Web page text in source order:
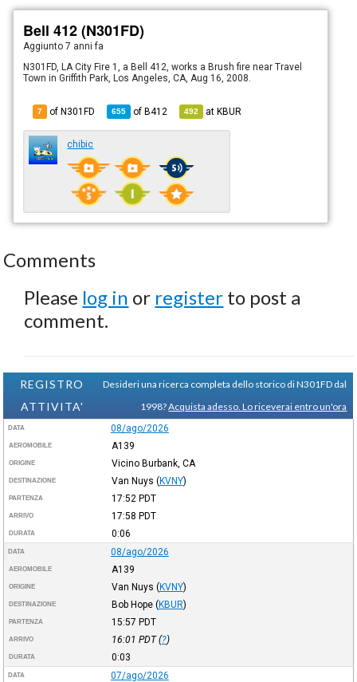
Bell 412 (N301FD)
Aggiunto7 anni fa
N301FD, LA City Fire 1, a Bell 412, works a Brush fire near Travel
Town in Griffith Park, Los Angeles, CA, Aug 16, 2008.
7 of N301FD 655 ofB412 492 atKBUR
chibic
Comments
Please log in or register to post a
comment.
REGISTRO
ATTIVITA'
Desideri una ricerca completa dello storico di N301FD dal
1998?Acquista adesso. Lo riceverai entro un'ora
DATA 08/ago/2026
AEROMOBILE A139
ORIGINE Vicino Burbank, CA
DESTINAZIONE Van Nuys (KVNY)
PARTENZA 17:52 PDT
ARRIVO 17:58 PDT
DURATA 0:06
DATA 08/ago/2026
AEROMOBILE A139
ORIGINE Van Nuys (KVNY)
DESTINAZIONE Bob Hope (KBUR)
PARTENZA 15:57 PDT
ARRIVO 16:01 PDT(?)
DURATA 0:03
DATA 07/ago/2026